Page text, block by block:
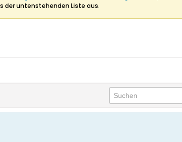
der untenstehenden Liste aus.